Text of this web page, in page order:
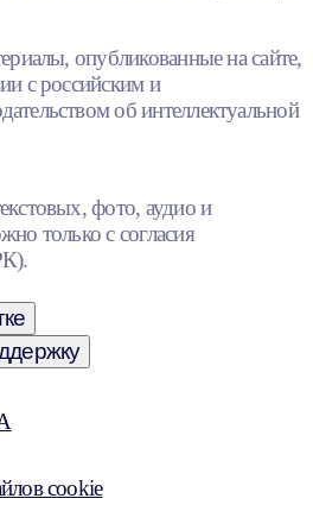
опубликованные на сайте,
с российским и
об интеллектуальной
фото, аудио и
только с согласия
cookie